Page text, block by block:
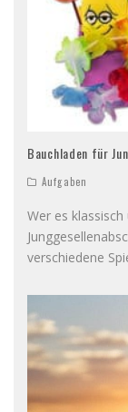
Bauchladen für
Aufgaben
Wer es
verschiedene